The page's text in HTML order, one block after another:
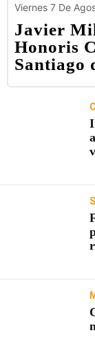
Viernes 7 De
Javier
Honoris
Santiago